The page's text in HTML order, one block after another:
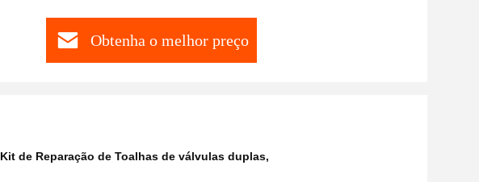
Obtenha o melhor preço
Kit de Reparação de Toalhas de válvulas duplas,